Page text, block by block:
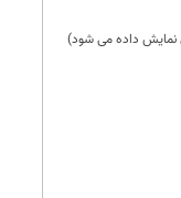
نمایش داده می شود)